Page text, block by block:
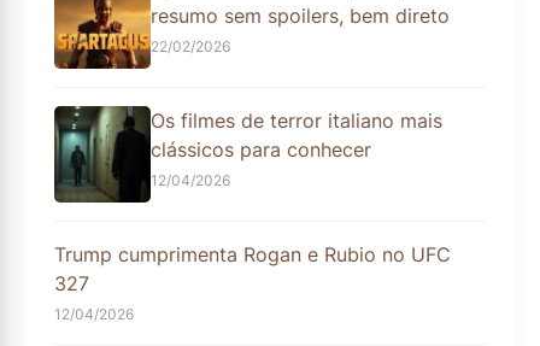
resumo sem spoilers, bem direto
22/02/2026
Os filmes de terror italiano mais
clássicos para conhecer
12/04/2026
Trump cumprimenta Rogan e Rubio no UFC
327
12/04/2026